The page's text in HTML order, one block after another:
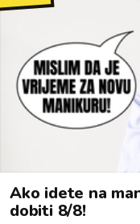
Ako idete na
dobiti 8/8!